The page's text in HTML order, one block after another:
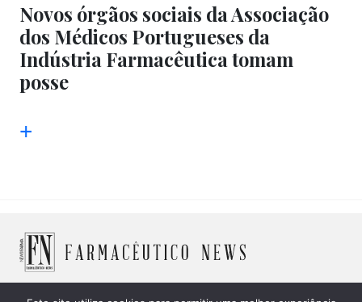
Novos órgãos sociais da Associação
dos Médicos Portugueses da
Indústria Farmacêutica tomam
posse
+